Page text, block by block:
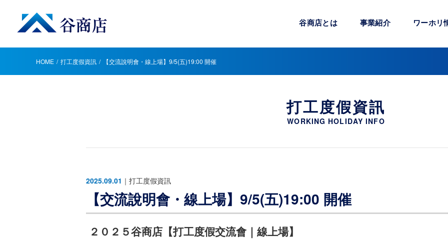
谷商店とは 事業紹介 ワーホリ
HOME 打工度假資訊 【交流說明會・線上場】9/5(五)19:00 開催
打工度假資訊
WORKING HOLIDAY INFO
2025.09.01 ｜ 打工度假資訊
【交流說明會・線上場】9/5(五)19:00 開催
２０２５谷商店【打工度假交流會｜線上場】